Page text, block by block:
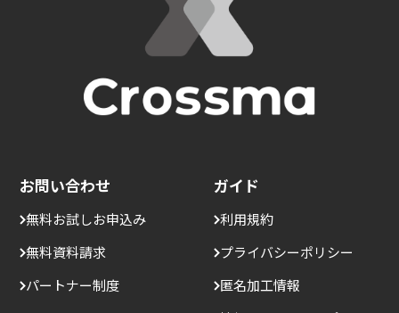
お問い合わせ
無料お試しお申込み
無料資料請求
パートナー制度
ガイド
利用規約
プライバシーポリシー
匿名加工情報